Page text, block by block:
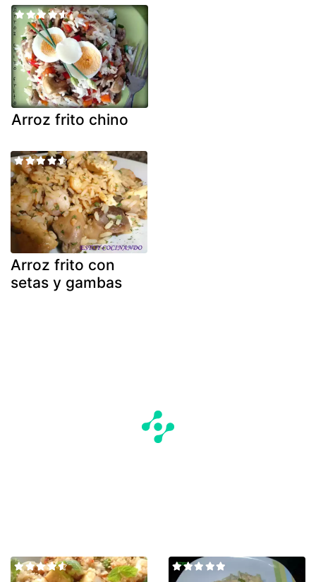
Arroz frito chino
Arroz frito con
setas y gambas